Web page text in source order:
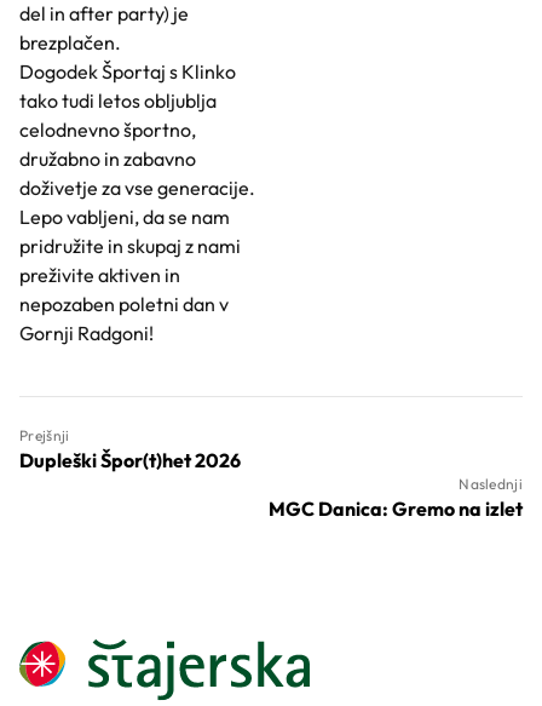
del in after party) je
brezplačen.
Dogodek Športaj s Klinko
tako tudi letos obljublja
celodnevno športno,
družabno in zabavno
doživetje za vse generacije.
Lepo vabljeni, da se nam
pridružite in skupaj z nami
preživite aktiven in
nepozaben poletni dan v
Gornji Radgoni!
Prejšnji
Dupleški Špor(t)het 2026
Naslednji
MGC Danica: Gremo na izlet